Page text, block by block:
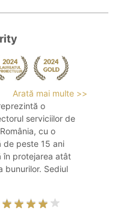
Arată mai multe >>
o
serviciilor de
cu o
de peste 15 ani
în protejarea atât
bunurilor. Sediul